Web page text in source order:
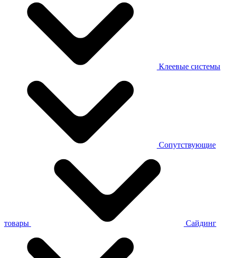
Клеевые системы
Сопутствующие
товары Сайдинг